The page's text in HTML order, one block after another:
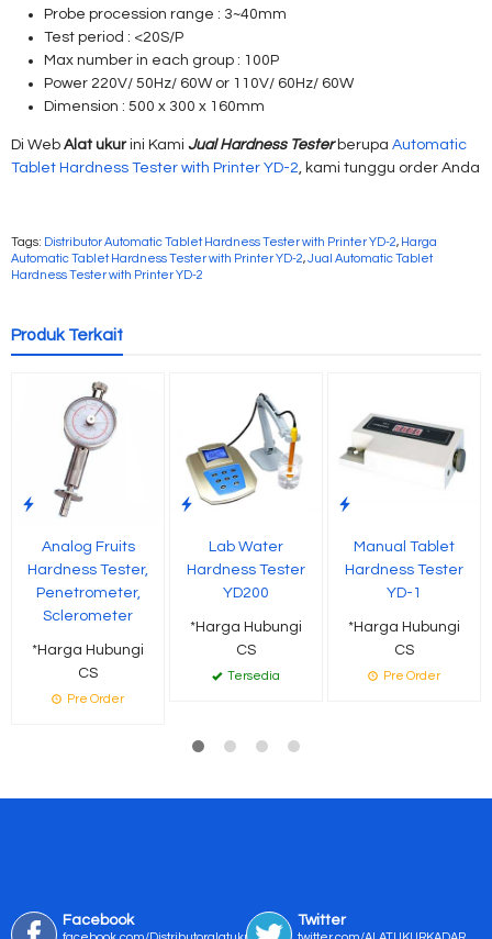
Probe procession range : 3~40mm
Test period : <20S/P
Max number in each group : 100P
Power 220V/ 50Hz/ 60W or 110V/ 60Hz/ 60W
Dimension : 500 x 300 x 160mm
Di Web Alat ukurini Kami Jual Hardness Testerberupa Automatic
Tablet Hardness Tester with Printer YD-2, kami tunggu order Anda
Tags: Distributor Automatic Tablet Hardness Tester with Printer YD-2, Harga
Automatic Tablet Hardness Tester with Printer YD-2,Jual Automatic Tablet
Hardness Tester with Printer YD-2
Produk Terkait
Analog Fruits
Hardness Tester,
Penetrometer,
Sclerometer
*Harga Hubungi
CS
Pre Order
Lab Water
Hardness Tester
YD200
*Harga Hubungi
CS
Tersedia
Manual Tablet
Hardness Tester
YD-1
*Harga Hubungi
CS
Pre Order
Facebook Twitter